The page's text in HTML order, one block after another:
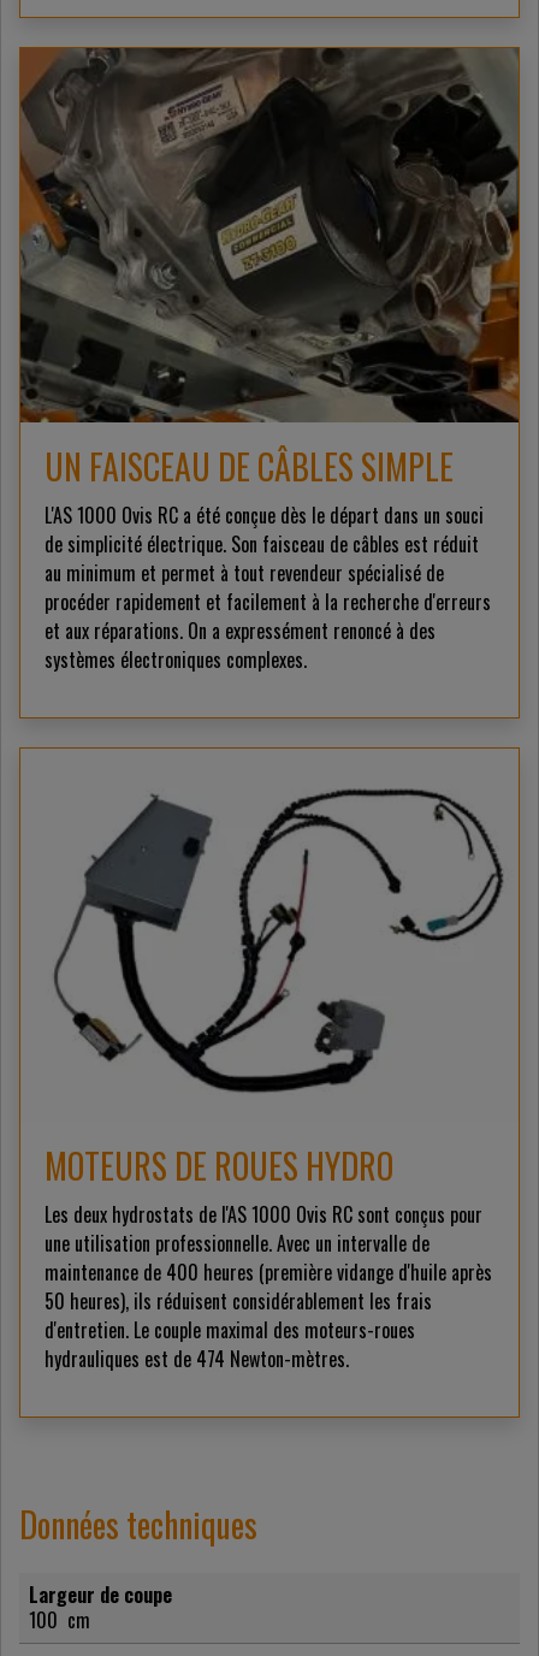
UN FAISCEAU DE CÂBLES SIMPLE
L'AS 1000 Ovis RC a été conçue dès le départ dans un souci
de simplicité électrique. Son faisceau de câbles est réduit
au minimum et permet à tout revendeur spécialisé de
procéder rapidement et facilement à la recherche d'erreurs
et aux réparations. On a expressément renoncé à des
systèmes électroniques complexes.
MOTEURS DE ROUES HYDRO
Les deux hydrostats de l'AS 1000 Ovis RC sont conçus pour
une utilisation professionnelle. Avec un intervalle de
maintenance de 400 heures (première vidange d'huile après
50 heures), ils réduisent considérablement les frais
d'entretien. Le couple maximal des moteurs-roues
hydrauliques est de 474 Newton-mètres.
Données techniques
Largeur de coupe
100 cm